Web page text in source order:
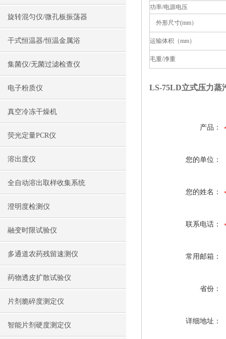
旋转混匀仪/微孔板振荡器
干式恒温器/恒温金属浴
集菌仪/无菌过滤检查仪
电子粉质仪
真空冷冻干燥机
荧光定量PCR仪
溶出度仪
全自动溶出取样收集系统
澄明度检测仪
融变时限试验仪
多通道农药残留速测仪
药物透皮扩散试验仪
片剂脆碎度测定仪
智能片剂硬度测定仪
功率/电源电压
外形尺寸(mm）
运输体积（mm）
毛重/净重
LS-75LD立式压力蒸
产品：
您的单位：
您的姓名：
联系电话：
常用邮箱：
省份：
详细地址：